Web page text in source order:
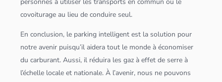
personnes à utiliser les transports en commun ou le
covoiturage au lieu de conduire seul.
En conclusion, le parking intelligent est la solution pour
notre avenir puisqu’il aidera tout le monde à économiser
du carburant. Aussi, il réduira les gaz à effet de serre à
l’échelle locale et nationale. À l’avenir, nous ne pouvons